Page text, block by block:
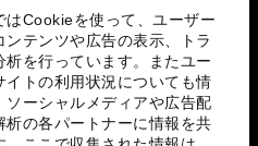
はCookieを使って、ユーザー
ンテンツや広告の表示、トラ
析を行っています。またユー
イトの利用状況についても情
ソーシャルメディアや広告配
析の各パートナーに情報を共